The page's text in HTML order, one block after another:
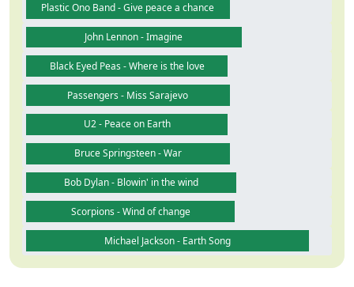
Plastic Ono Band - Give peace a chance
John Lennon - Imagine
Black Eyed Peas - Where is the love
Passengers - Miss Sarajevo
U2 - Peace on Earth
Bruce Springsteen - War
Bob Dylan - Blowin' in the wind
Scorpions - Wind of change
Michael Jackson - Earth Song